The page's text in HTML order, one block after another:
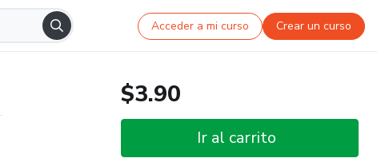
Acceder a mi curso Crear un curso
$3.90
Ir al carrito